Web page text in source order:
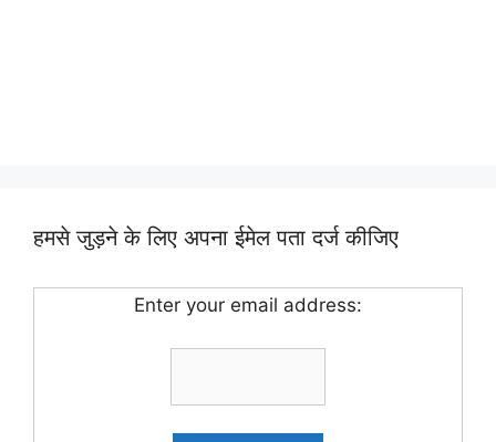
हमसे जुड़ने के लिए अपना ईमेल पता दर्ज कीजिए
Enter your email address: